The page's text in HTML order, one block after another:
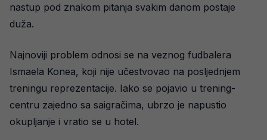
nastup pod znakom pitanja svakim danom postaje
duža.
Najnoviji problem odnosi se na veznog fudbalera
Ismaela Konea, koji nije učestvovao na posljednjem
treningu reprezentacije. Iako se pojavio u trening-
centru zajedno sa saigračima, ubrzo je napustio
okupljanje i vratio se u hotel.